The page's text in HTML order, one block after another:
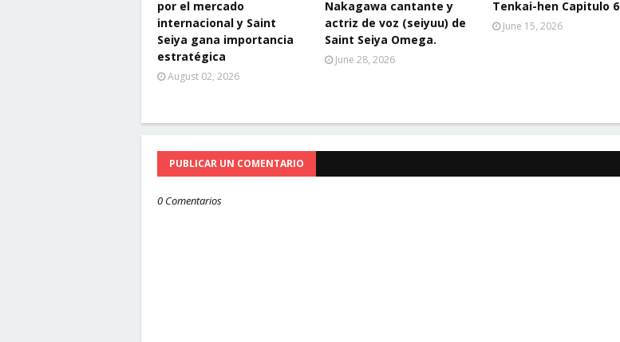
por el mercado
internacional y Saint
Seiya gana importancia
estratégica
August 02, 2026
Nakagawa cantante y
actriz de voz (seiyuu) de
Saint Seiya Omega.
June 28, 2026
Tenkai-hen Capitulo 6
June 15, 2026
PUBLICAR UN COMENTARIO
0 Comentarios